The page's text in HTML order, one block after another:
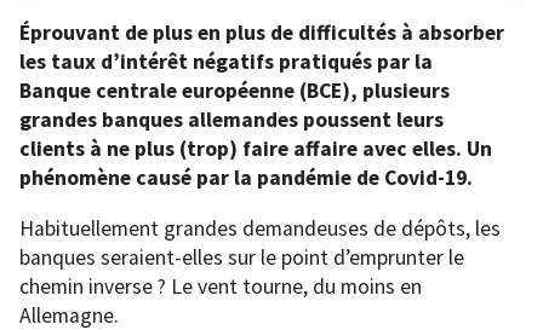
Éprouvant de plus en plus de difficultés à absorber
les taux d’intérêt négatifs pratiqués par la
Banque centrale européenne (BCE), plusieurs
grandes banques allemandes poussent leurs
clients à ne plus (trop) faire affaire avec elles. Un
phénomène causé par la pandémie de Covid-19.
Habituellement grandes demandeuses de dépôts, les
banques seraient-elles sur le point d’emprunter le
chemin inverse ? Le vent tourne, du moins en
Allemagne.